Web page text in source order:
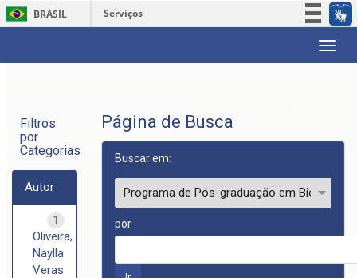
BRASIL
Serviços
Acesso à informação
Página de Busca
Buscar em:
por
Filtros
por
Categorias
Autor
1
Oliveira,
Naylla
Veras